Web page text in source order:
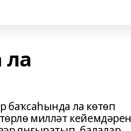
баҡсаһында ла көтөп
милләт кейемдәрен